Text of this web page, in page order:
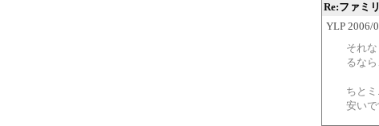
Re:ファミ
YLP 2006/
それ
るな
ちと
安いで